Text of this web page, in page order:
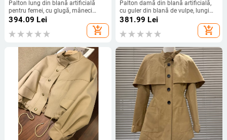
Palton lung din blană artificială
pentru femei, cu glugă, mâneci
lungi, iarnă 2024
394.09 Lei
add_shopping_cart
Palton damă din blană artificială,
cu guler din blană de vulpe, lungime
medie, mâneci lungi
381.99 Lei
add_shopping_cart